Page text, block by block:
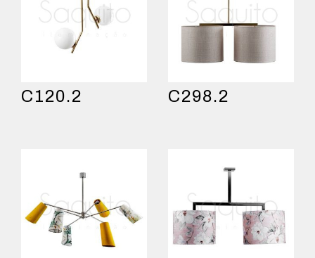
C120.2 C298.2